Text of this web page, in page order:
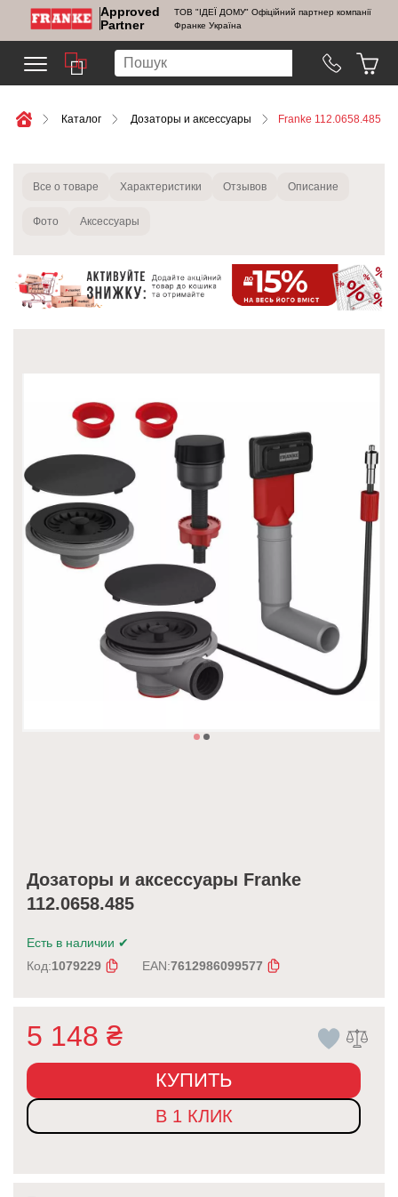
Approved
Partner
ТОВ "ІДЕЇ ДОМУ" Офіційний партнер компанії
Франке Україна
Каталог Дозаторы и аксессуары Franke 112.0658.485
Все о товаре Характеристики Отзывов Описание
Фото Аксессуары
Дозаторы и аксессуары Franke
112.0658.485
Есть в наличии ✔
Код:1079229 EAN:7612986099577
5 148 ₴
КУПИТЬ
В 1 КЛИК